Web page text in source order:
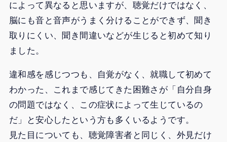
によって異なると思いますが、聴覚だけではなく、
脳にも音と音声がうまく分けることができず、聞き
取りにくい、聞き間違いなどが生じると初めて知り
ました。
違和感を感じつつも、自覚がなく、就職して初めて
わかった、これまで感じてきた困難さが「自分自身
の問題ではなく、この症状によって生じているの
だ」と安心したという方も多くいるようです。
見た目についても、聴覚障害者と同じく、外見だけ